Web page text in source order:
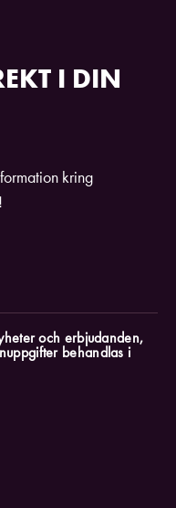
I DIN
kring
och erbjudanden,
behandlas i